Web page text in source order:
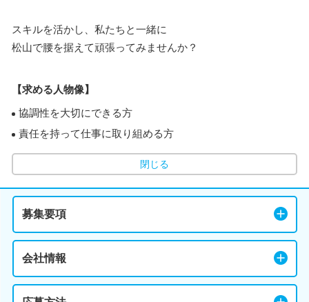
スキルを活かし、私たちと一緒に
松山で腰を据えて頑張ってみませんか？
【求める人物像】
協調性を大切にできる方
責任を持って仕事に取り組める方
閉じる
募集要項
会社情報